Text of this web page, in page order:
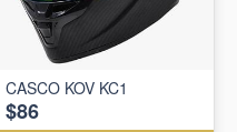
CASCO KOV KC1
$86